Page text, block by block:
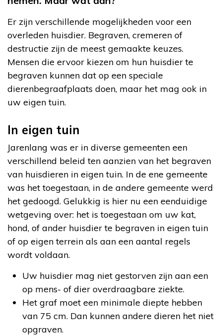
Er zijn verschillende mogelijkheden voor een
overleden huisdier. Begraven, cremeren of
destructie zijn de meest gemaakte keuzes.
Mensen die ervoor kiezen om hun huisdier te
begraven kunnen dat op een speciale
dierenbegraafplaats doen, maar het mag ook in
uw eigen tuin.
In eigen tuin
Jarenlang was er in diverse gemeenten een
verschillend beleid ten aanzien van het begraven
van huisdieren in eigen tuin. In de ene gemeente
was het toegestaan, in de andere gemeente werd
het gedoogd. Gelukkig is hier nu een eenduidige
wetgeving over: het is toegestaan om uw kat,
hond, of ander huisdier te begraven in eigen tuin
of op eigen terrein als aan een aantal regels
wordt voldaan.
Uw huisdier mag niet gestorven zijn aan een
op mens- of dier overdraagbare ziekte.
Het graf moet een minimale diepte hebben
van 75 cm. Dan kunnen andere dieren het niet
opgraven.